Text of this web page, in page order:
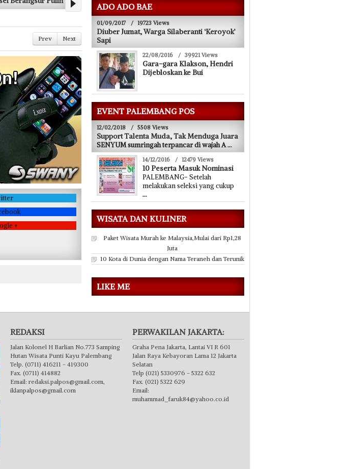
Baru
Prev Next
+
ADO ADO BAE
01/09/2017 / 19723 Views
Diuber Jumat, Warga Silaberanti ‘Keroyok’
Sapi
22/08/2016 / 39921 Views
Gara-gara Klakson, Hendri
Dijebloskan ke Bui
EVENT PALEMBANG POS
12/02/2018 / 5508 Views
Support Talenta Muda, Tak Menduga Juara
SENYUM sumringah terpancar di wajah A...
14/12/2016 / 12479 Views
10 Peserta Masuk Nominasi
PALEMBANG- Setelah
melakukan seleksi yang cukup
...
WISATA DAN KULINER
Paket Wisata Murah ke Malaysia,Mulai dari Rp1,28
Juta
10 Kota di Dunia dengan Nama Teraneh dan Terunik
LIKE ME
REDAKSI
Jalan Kolonel H Barlian No.773 Samping
Hutan Wisata Punti Kayu Palembang
Telp. (0711) 416211 - 419300
Fax. (0711) 414882
Email: redaksi.palpos@gmail.com,
iklanpalpos@gmail.com
PERWAKILAN JAKARTA:
Graha Pena Jakarta, Lantai VI R 601
Jalan Raya Kebayoran Lama 12 Jakarta
Selatan
Telp (021) 5330976 - 5322 632
Fax. (021) 5322 629
Email:
muhammad_faruk84@yahoo.co.id